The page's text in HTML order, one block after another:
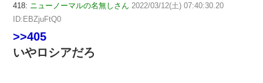
418: ニューノーマルの名無しさん 2022/03/12(土) 07:40:30.20
ID:EBZjuFtQ0
>>405
いやロシアだろ